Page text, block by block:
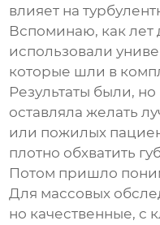
влияет на
Вспоминаю, как лет
использовали
которые шли в
Результаты были,
оставляла желать
или пожилых
плотно обхватить
Потом пришло
Для массовых
но качественные, с